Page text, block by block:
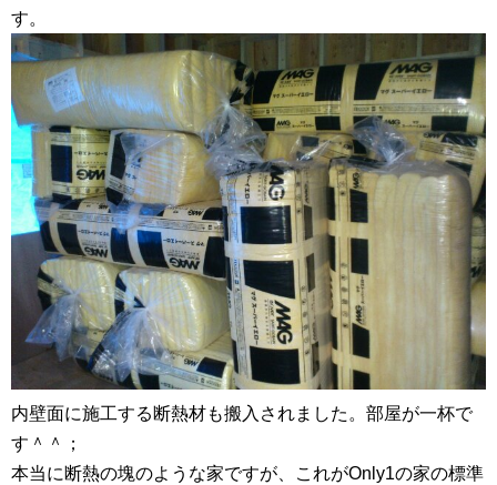
す。
内壁面に施工する断熱材も搬入されました。部屋が一杯で
す＾＾；
本当に断熱の塊のような家ですが、これがOnly1の家の標準